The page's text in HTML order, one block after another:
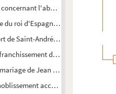
concernant l'abbaye de Goailles,
du roi d'Espagne, Philippe II,
de Saint-André sur Salins, tiré en
des habitants du
de Jean de Salins, seigneur
accordées par